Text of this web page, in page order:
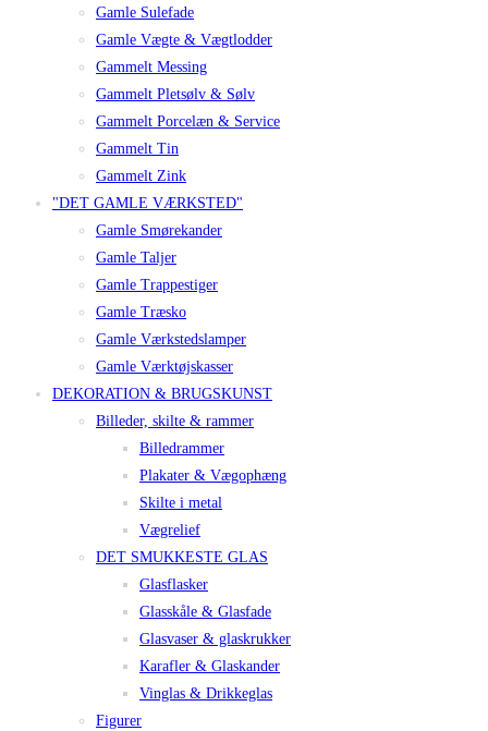
Gamle Sulefade
Gamle Vægte & Vægtlodder
Gammelt Messing
Gammelt Pletsølv & Sølv
Gammelt Porcelæn & Service
Gammelt Tin
Gammelt Zink
"DET GAMLE VÆRKSTED"
Gamle Smørekander
Gamle Taljer
Gamle Trappestiger
Gamle Træsko
Gamle Værkstedslamper
Gamle Værktøjskasser
DEKORATION & BRUGSKUNST
Billeder, skilte & rammer
Billedrammer
Plakater & Vægophæng
Skilte i metal
Vægrelief
DET SMUKKESTE GLAS
Glasflasker
Glasskåle & Glasfade
Glasvaser & glaskrukker
Karafler & Glaskander
Vinglas & Drikkeglas
Figurer